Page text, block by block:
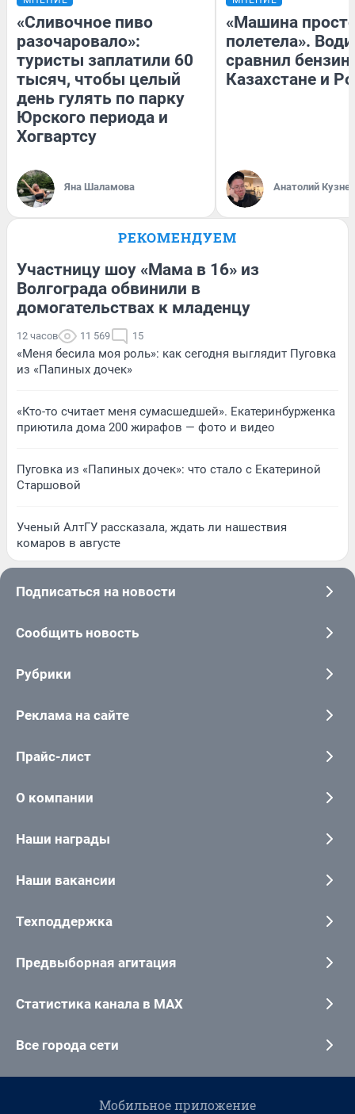
«Сливочное пиво
разочаровало»:
туристы заплатили 60
тысяч, чтобы целый
день гулять по парку
Юрского периода и
Хогвартсу
Яна Шаламова
«Машина
полетела».
сравнил бензин
Казахстане и
Анатолий
РЕКОМЕНДУЕМ
Участницу шоу «Мама в 16» из
Волгограда обвинили в
домогательствах к младенцу
12 часов 11 569 15
«Меня бесила моя роль»: как сегодня выглядит Пуговка
из «Папиных дочек»
«Кто-то считает меня сумасшедшей». Екатеринбурженка
приютила дома 200 жирафов — фото и видео
Пуговка из «Папиных дочек»: что стало с Екатериной
Старшовой
Ученый АлтГУ рассказала, ждать ли нашествия
комаров в августе
Подписаться на новости
Сообщить новость
Рубрики
Реклама на сайте
Прайс-лист
О компании
Наши награды
Наши вакансии
Техподдержка
Предвыборная агитация
Статистика канала в MAX
Все города сети
Мобильное приложение